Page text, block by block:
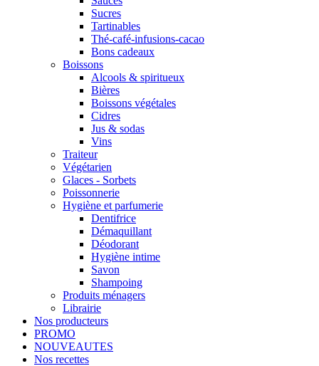
Sucres
Tartinables
Thé-café-infusions-cacao
Bons cadeaux
Boissons
Alcools & spiritueux
Bières
Boissons végétales
Cidres
Jus & sodas
Vins
Traiteur
Végétarien
Glaces - Sorbets
Poissonnerie
Hygiène et parfumerie
Dentifrice
Démaquillant
Déodorant
Hygiène intime
Savon
Shampoing
Produits ménagers
Librairie
Nos producteurs
PROMO
NOUVEAUTES
Nos recettes